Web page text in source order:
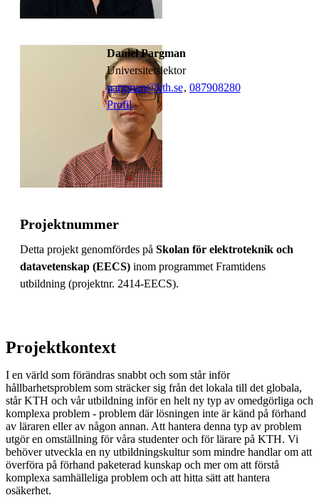
Daniel Pargman
universitetslektor
pargman@kth.se, 087908280
Profil
Projektnummer
Detta projekt genomfördes på Skolan för elektroteknik och
datavetenskap (EECS) inom programmet Framtidens
utbildning (projektnr. 2414-EECS).
Projektkontext
I en värld som förändras snabbt och som står inför
hållbarhetsproblem som sträcker sig från det lokala till det globala,
står KTH och vår utbildning inför en helt ny typ av omedgörliga och
komplexa problem - problem där lösningen inte är känd på förhand
av läraren eller av någon annan. Att hantera denna typ av problem
utgör en omställning för våra studenter och för lärare på KTH. Vi
behöver utveckla en ny utbildningskultur som mindre handlar om att
överföra på förhand paketerad kunskap och mer om att förstå
komplexa samhälleliga problem och att hitta sätt att hantera
osäkerhet.